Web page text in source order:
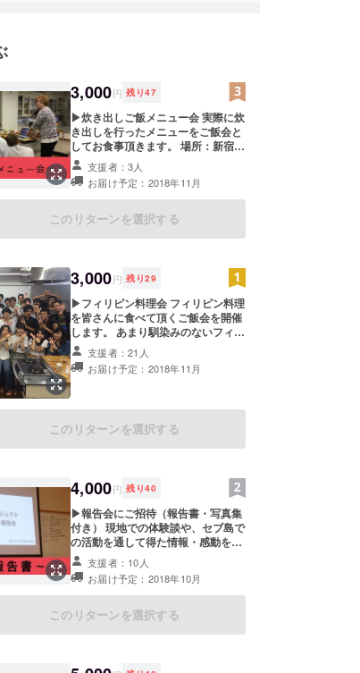
3,000円 残り47
▶︎炊き出しご飯メニュー会 実際に炊
き出しを行ったメニューをご飯会と
してお食事頂きます。 場所：新宿周
辺を予定(11月開催予定） ▶︎支援者
限定Facebookグループにご招待 現
地での活動の様子や、リアルな声、
写真、動画等を更新していきます。
▶︎ポストカード2枚 セブ島にて僕た
て、プロジェクトメンバーからお礼
のメッセージをお送りさせて頂きま
す。
支援者：3人
お届け予定：2018年11月
このリターンを選択する
3,000円 残り29
▶︎フィリピン料理会 フィリピン料理
を皆さんに食べて頂くご飯会を開催
します。 あまり馴染みのないフィリ
ピン料理をぜひこの機会に！ 場所：
新宿周辺を予定 （11月開催予定）
▶︎支援者限定Facebookグループに
にて僕たちが撮影した写真をポスト
カードして郵送いたします。 ▶︎お礼
として、プロジェクトメンバーから
お礼のメッセージをお送りさせて頂
支援者：21人
お届け予定：2018年11月
このリターンを選択する
4,000円 残り40
▶︎報告会にご招待（報告書・写真集
付き） 現地での体験談や、セブ島で
の活動を通して得た情報・感動を直
接報告会としてお話させて頂きま
す。報告書を当日資料として配布さ
せていただきます。 場所：新宿周辺
を予定 （10月開催予定） ▶︎支援
者限定Facebookグループにご招待
支援者：10人
お届け予定：2018年10月
このリターンを選択する